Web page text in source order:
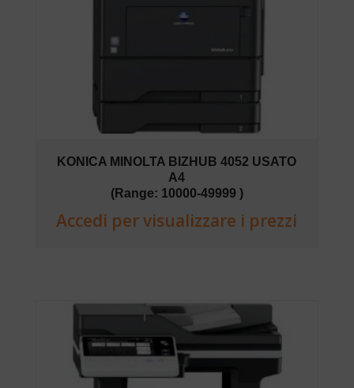
KONICA MINOLTA BIZHUB 4052 USATO
A4
(Range: 10000-49999 )
Accedi per visualizzare i prezzi